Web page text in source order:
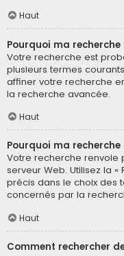
Haut
Pourquoi ma
Votre recherche est
plusieurs termes
affiner votre recherche
la recherche avancée.
Haut
Pourquoi ma
Votre recherche renvoie
serveur Web. Utilisez la
précis dans le choix des
concernés par la
Haut
Comment rechercher